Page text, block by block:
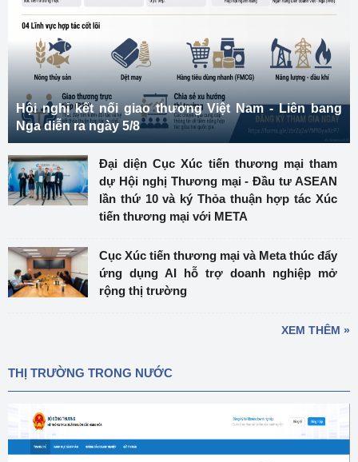
Hội nghị kết nối giao thương Việt Nam - Liên bang
Nga diễn ra ngày 5/8
Đại diện Cục Xúc tiến thương mại tham
dự Hội nghị Thương mại - Đầu tư ASEAN
lần thứ 10 và ký Thỏa thuận hợp tác Xúc
tiến thương mại với META
Cục Xúc tiến thương mại và Meta thúc đẩy
ứng dụng AI hỗ trợ doanh nghiệp mở
rộng thị trường
XEM THÊM »
THỊ TRƯỜNG TRONG NƯỚC